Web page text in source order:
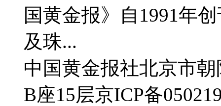
国黄金报》自1991年
及珠...
中国黄金报社北京市
B座15层京ICP备